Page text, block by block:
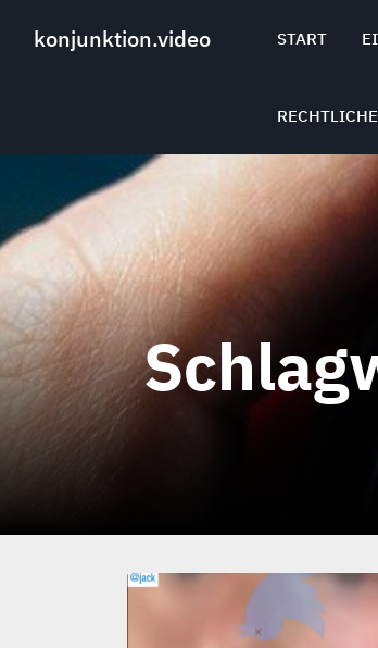
konjunktion.video START